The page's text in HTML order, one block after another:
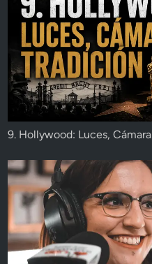
9. Hollywood: Luces,